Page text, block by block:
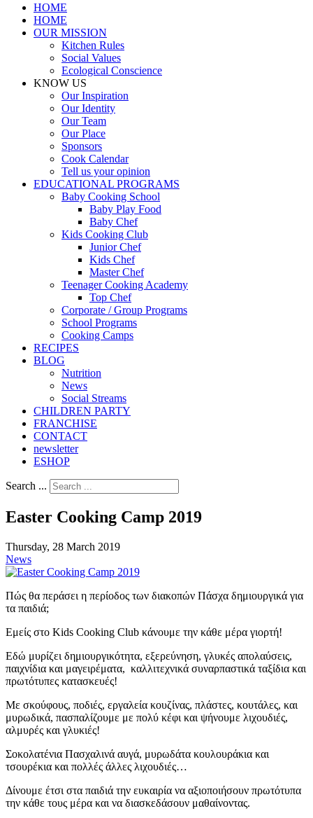
HOME
HOME
OUR MISSION
Kitchen Rules
Social Values
Ecological Conscience
KNOW US
Οur Inspiration
Our Identity
Our Team
Our Place
Sponsors
Cook Calendar
Tell us your opinion
EDUCATIONAL PROGRAMS
Baby Cooking School
Baby Play Food
Baby Chef
Kids Cooking Club
Junior Chef
Kids Chef
Master Chef
Teenager Cooking Academy
Top Chef
Corporate / Group Programs
School Programs
Cooking Camps
RECIPES
BLOG
Nutrition
Νews
Social Streams
CHILDREN PARTY
FRANCHISE
CONTACT
newsletter
ESHOP
Search ...
Easter Cooking Camp 2019
Thursday, 28 March 2019
News
Πώς θα περάσει η περίοδος των διακοπών Πάσχα δημιουργικά για
τα παιδιά;
Εμείς στο Kids Cooking Club κάνουμε την κάθε μέρα γιορτή!
Εδώ μυρίζει δημιουργικότητα, εξερεύνηση, γλυκές απολαύσεις,
παιχνίδια και μαγειρέματα, καλλιτεχνικά συναρπαστικά ταξίδια και
πρωτότυπες κατασκευές!
Με σκούφους, ποδιές, εργαλεία κουζίνας, πλάστες, κουτάλες, και
μυρωδικά, πασπαλίζουμε με πολύ κέφι και ψήνουμε λιχουδιές,
αλμυρές και γλυκιές!
Σοκολατένια Πασχαλινά αυγά, μυρωδάτα κουλουράκια και
τσουρέκια και πολλές άλλες λιχουδιές…
Δίνουμε έτσι στα παιδιά την ευκαιρία να αξιοποιήσουν πρωτότυπα
την κάθε τους μέρα και να διασκεδάσουν μαθαίνοντας.